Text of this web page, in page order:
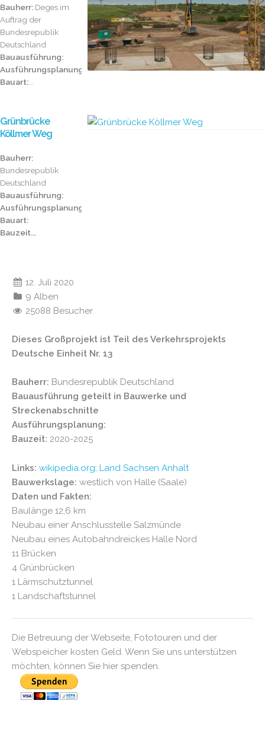
Bauherr: Deges im
Auftrag der
Bundesrepublik
Deutschland
Bauausführung:
Ausführungsplanung:
Bauart:
Grünbrücke
Köllmer Weg
Bauherr:
Bundesrepublik
Deutschland
Bauausführung:
Ausführungsplanung:
Bauart:
Bauzeit...
12. Juli 2020
9 Alben
25088 Besucher
Dieses Großprojekt ist Teil des Verkehrsprojekts
Deutsche Einheit Nr. 13
Bauherr: Bundesrepublik Deutschland
Bauausführung geteilt in Bauwerke und
Streckenabschnitte
Ausführungsplanung:
Bauzeit: 2020-2025
Links: wikipedia.org; Land Sachsen Anhalt
Bauwerkslage: westlich von Halle (Saale)
Daten und Fakten:
Baulänge 12,6 km
Neubau einer Anschlusstelle Salzmünde
Neubau eines Autobahndreickes Halle Nord
11 Brücken
4 Grünbrücken
1 Lärmschutztunnel
1 Landschaftstunnel
Die Betreuung der Webseite, Fototouren und der
Webspeicher kosten Geld. Wenn Sie uns unterstützen
möchten, können Sie hier spenden.